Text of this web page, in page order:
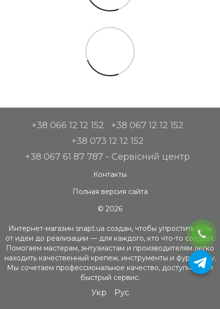
+38 066 12 12 152
+38 067 12 12 152
+38 073 12 12 152
+38 067 61 87 787 - Сервісний центр
Контакты
Полная версия сайта
© 2026
Интернет-магазин snapt.ua создан, чтобы упростить путь
от идеи до реализации — для каждого, кто что-то создает.
Помогаем мастерам, энтузиастам и производителям легко
находить качественный крепеж, инструменты и фурнитуру.
Мы сочетаем профессиональное качество, доступность и
быстрый сервис.
Укр Рус